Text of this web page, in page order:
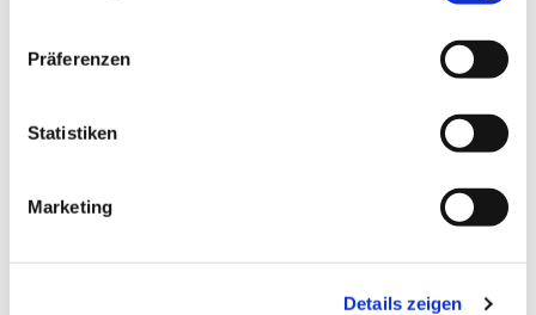
Präferenzen
Statistiken
Marketing
Details zeigen